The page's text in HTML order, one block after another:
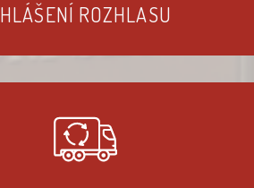
HLÁŠENÍ ROZHLASU